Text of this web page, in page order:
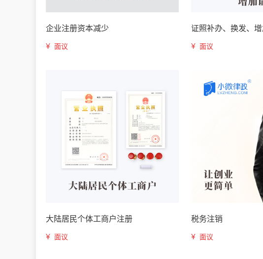
企业注册资本减少
¥ 面议
证照补办、换发、
¥ 面议
大陆居民个体工商户注册
¥ 面议
税务注销
¥ 面议